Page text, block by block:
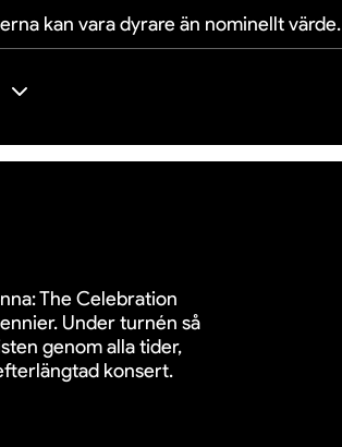
kan vara dyrare än nominellt värde.
The Celebration
Under turnén så
genom alla tider,
konsert.